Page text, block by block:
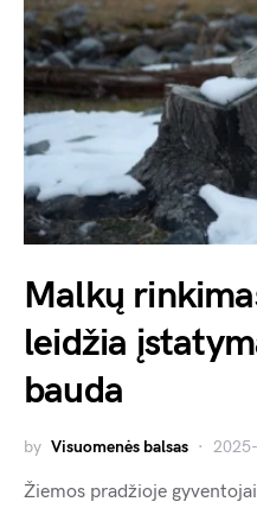
Malkų
leidžia
bauda
by Visuomenės balsas
Žiemos pradžioje